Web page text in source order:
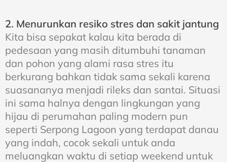
2. Menurunkan resiko stres dan sakit jantung
Kita bisa sepakat kalau kita berada di
pedesaan yang masih ditumbuhi tanaman
dan pohon yang alami rasa stres itu
berkurang bahkan tidak sama sekali karena
suasananya menjadi rileks dan santai. Situasi
ini sama halnya dengan lingkungan yang
hijau di perumahan paling modern pun
seperti Serpong Lagoon yang terdapat danau
yang indah, cocok sekali untuk anda
meluangkan waktu di setiap weekend untuk